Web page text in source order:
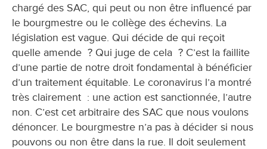
chargé des SAC, qui peut ou non être influencé par
le bourgmestre ou le collège des échevins. La
législation est vague. Qui décide de qui reçoit
quelle amende ? Qui juge de cela ? C’est la faillite
d’une partie de notre droit fondamental à bénéficier
d’un traitement équitable. Le coronavirus l’a montré
très clairement : une action est sanctionnée, l’autre
non. C’est cet arbitraire des SAC que nous voulons
dénoncer. Le bourgmestre n’a pas à décider si nous
pouvons ou non être dans la rue. Il doit seulement